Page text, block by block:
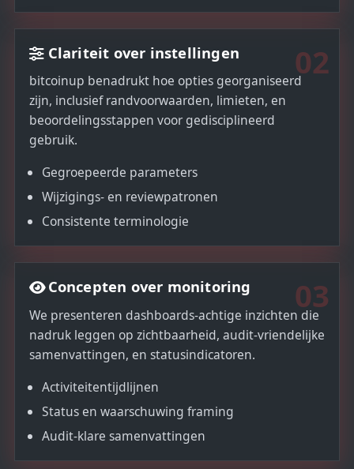
02
Clariteit over instellingen
bitcoinup benadrukt hoe opties georganiseerd
zijn, inclusief randvoorwaarden, limieten, en
beoordelingsstappen voor gedisciplineerd
gebruik.
Gegroepeerde parameters
Wijzigings- en reviewpatronen
Consistente terminologie
03
Concepten over monitoring
We presenteren dashboards-achtige inzichten die
nadruk leggen op zichtbaarheid, audit-vriendelijke
samenvattingen, en statusindicatoren.
Activiteitentijdlijnen
Status en waarschuwing framing
Audit-klare samenvattingen